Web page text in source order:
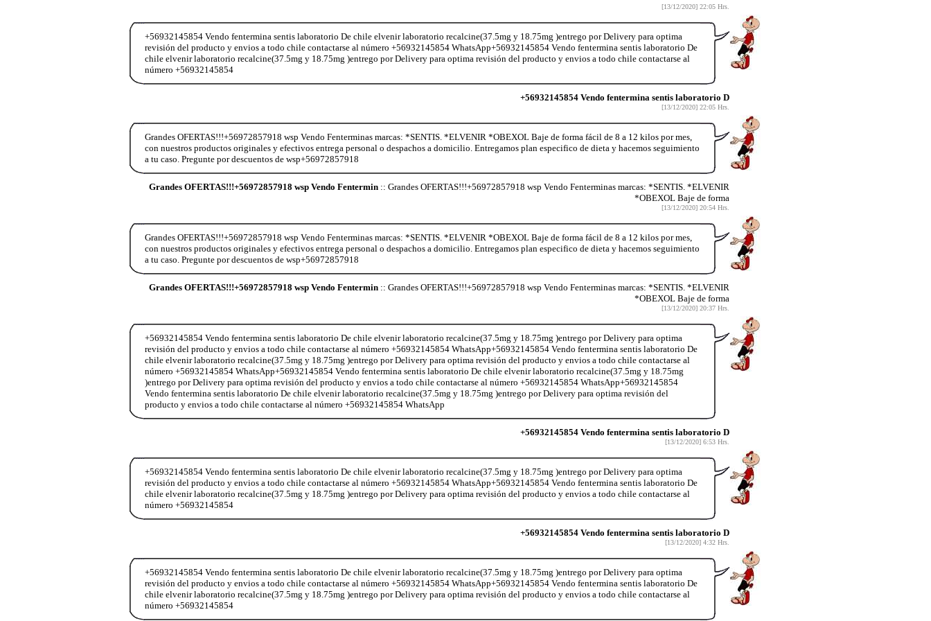
[13/12/2020] 22:05 Hrs.
+56932145854 Vendo fentermina sentis laboratorio De chile elvenir laboratorio recalcine(37.5mg y 18.75mg )entrego por Delivery para optima
revisión del producto y envios a todo chile contactarse al número +56932145854 WhatsApp+56932145854 Vendo fentermina sentis laboratorio De
chile elvenir laboratorio recalcine(37.5mg y 18.75mg )entrego por Delivery para optima revisión del producto y envios a todo chile contactarse al
número +56932145854
+56932145854 Vendo fentermina sentis laboratorio D
[13/12/2020] 22:05 Hrs.
Grandes OFERTAS!!!+56972857918 wsp Vendo Fenterminas marcas: *SENTIS. *ELVENIR *OBEXOL Baje de forma fácil de 8 a 12 kilos por mes,
con nuestros productos originales y efectivos entrega personal o despachos a domicilio. Entregamos plan especifico de dieta y hacemos seguimiento
a tu caso. Pregunte por descuentos de wsp+56972857918
Grandes OFERTAS!!!+56972857918 wsp Vendo Fentermin:: Grandes OFERTAS!!!+56972857918 wsp Vendo Fenterminas marcas: *SENTIS. *ELVENIR
*OBEXOL Baje de forma
[13/12/2020] 20:54 Hrs.
Grandes OFERTAS!!!+56972857918 wsp Vendo Fenterminas marcas: *SENTIS. *ELVENIR *OBEXOL Baje de forma fácil de 8 a 12 kilos por mes,
con nuestros productos originales y efectivos entrega personal o despachos a domicilio. Entregamos plan especifico de dieta y hacemos seguimiento
a tu caso. Pregunte por descuentos de wsp+56972857918
Grandes OFERTAS!!!+56972857918 wsp Vendo Fentermin:: Grandes OFERTAS!!!+56972857918 wsp Vendo Fenterminas marcas: *SENTIS. *ELVENIR
*OBEXOL Baje de forma
[13/12/2020] 20:37 Hrs.
+56932145854 Vendo fentermina sentis laboratorio De chile elvenir laboratorio recalcine(37.5mg y 18.75mg )entrego por Delivery para optima
revisión del producto y envios a todo chile contactarse al número +56932145854 WhatsApp+56932145854 Vendo fentermina sentis laboratorio De
chile elvenir laboratorio recalcine(37.5mg y 18.75mg )entrego por Delivery para optima revisión del producto y envios a todo chile contactarse al
número +56932145854 WhatsApp+56932145854 Vendo fentermina sentis laboratorio De chile elvenir laboratorio recalcine(37.5mg y 18.75mg
)entrego por Delivery para optima revisión del producto y envios a todo chile contactarse al número +56932145854 WhatsApp+56932145854
Vendo fentermina sentis laboratorio De chile elvenir laboratorio recalcine(37.5mg y 18.75mg )entrego por Delivery para optima revisión del
producto y envios a todo chile contactarse al número +56932145854 WhatsApp
+56932145854 Vendo fentermina sentis laboratorio D
[13/12/2020] 6:53 Hrs.
+56932145854 Vendo fentermina sentis laboratorio De chile elvenir laboratorio recalcine(37.5mg y 18.75mg )entrego por Delivery para optima
revisión del producto y envios a todo chile contactarse al número +56932145854 WhatsApp+56932145854 Vendo fentermina sentis laboratorio De
chile elvenir laboratorio recalcine(37.5mg y 18.75mg )entrego por Delivery para optima revisión del producto y envios a todo chile contactarse al
número +56932145854
+56932145854 Vendo fentermina sentis laboratorio D
[13/12/2020] 4:32 Hrs.
+56932145854 Vendo fentermina sentis laboratorio De chile elvenir laboratorio recalcine(37.5mg y 18.75mg )entrego por Delivery para optima
revisión del producto y envios a todo chile contactarse al número +56932145854 WhatsApp+56932145854 Vendo fentermina sentis laboratorio De
chile elvenir laboratorio recalcine(37.5mg y 18.75mg )entrego por Delivery para optima revisión del producto y envios a todo chile contactarse al
número +56932145854